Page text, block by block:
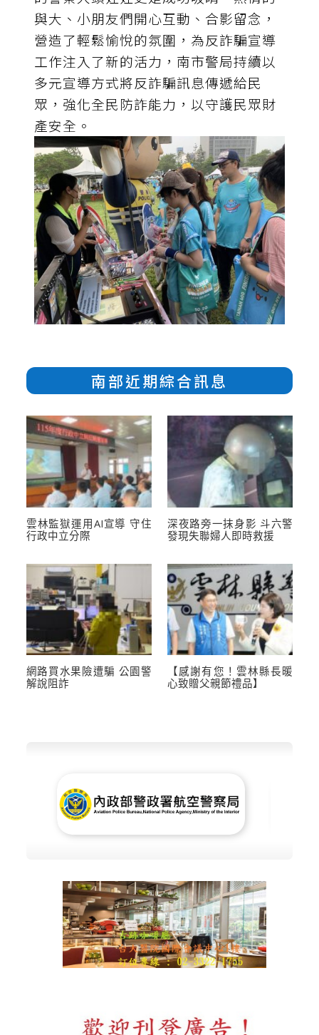
與大、小朋友們開心互動、合影留念，
營造了輕鬆愉悅的氛圍，為反詐騙宣導
工作注入了新的活力，南市警局持續以
多元宣導方式將反詐騙訊息傳遞給民
眾，強化全民防詐能力，以守護民眾財
產安全。
南部近期綜合訊息
雲林監獄運用AI宣導 守住
行政中立分際
深夜路旁一抹身影 斗六警
發現失聯婦人即時救援
網路買水果險遭騙 公園警
解說阻詐
【感謝有您！雲林縣長暖
心致贈父親節禮品】